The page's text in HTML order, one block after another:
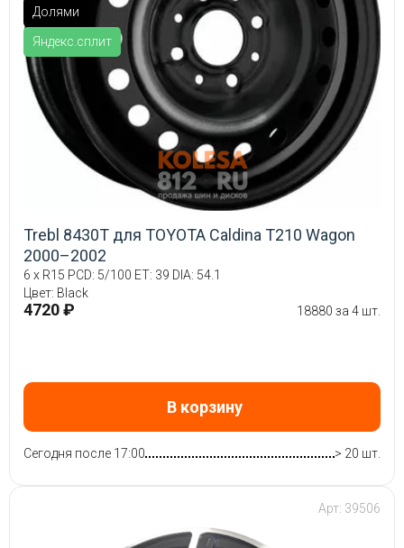
Долями
Яндекс.сплит
Trebl 8430T для TOYOTA Caldina T210 Wagon
2000–2002
6 x R15 PCD: 5/100 ET: 39 DIA: 54.1
Цвет: Black
4720 ₽ 18880 за 4 шт.
В корзину
Сегодня после 17:00 > 20 шт.
Арт: 39506